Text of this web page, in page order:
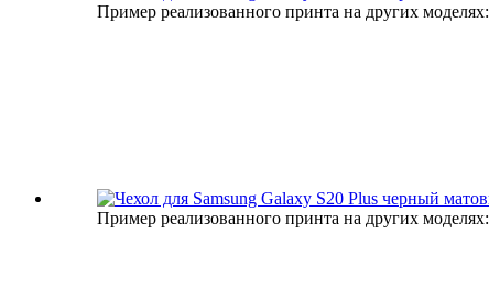
Пример реализованного принта на других моделях:
Пример реализованного принта на других моделях: